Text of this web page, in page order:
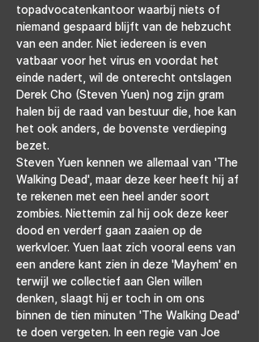
topadvocatenkantoor waarbij niets of
niemand gespaard blijft van de hebzucht
van een ander. Niet iedereen is even
vatbaar voor het virus en voordat het
einde nadert, wil de onterecht ontslagen
Derek Cho (Steven Yuen) nog zijn gram
halen bij de raad van bestuur die, hoe kan
het ook anders, de bovenste verdieping
bezet.
Steven Yuen kennen we allemaal van 'The
Walking Dead', maar deze keer heeft hij af
te rekenen met een heel ander soort
zombies. Niettemin zal hij ook deze keer
dood en verderf gaan zaaien op de
werkvloer. Yuen laat zich vooral eens van
een andere kant zien in deze 'Mayhem' en
terwijl we collectief aan Glen willen
denken, slaagt hij er toch in om ons
binnen de tien minuten 'The Walking Dead'
te doen vergeten. In een regie van Joe